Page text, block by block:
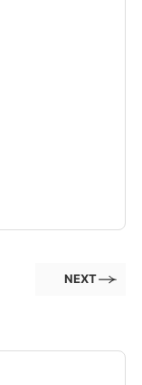
NEXT